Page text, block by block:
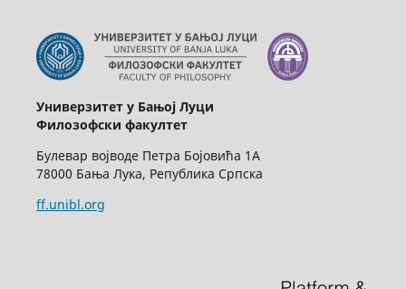
Универзитет у Бањој Луци
Филозофски факултет
Булевар војводе Петра Бојовића 1А
78000 Бања Лука, Република Српска
ff.unibl.org